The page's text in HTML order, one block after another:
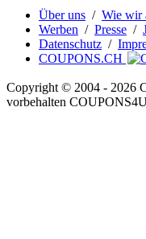
Über uns / Wie wir
Werben / Presse /
Datenschutz /
COUPONS.CH
Copyright © 2004 ‐ 2026
vorbehalten